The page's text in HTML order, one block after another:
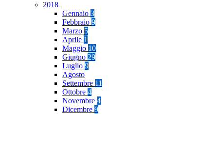
2018
Gennaio 3
Febbraio 9
Marzo 5
Aprile 1
Maggio 10
Giugno 29
Luglio 9
Agosto
Settembre 11
Ottobre 4
Novembre 4
Dicembre 9